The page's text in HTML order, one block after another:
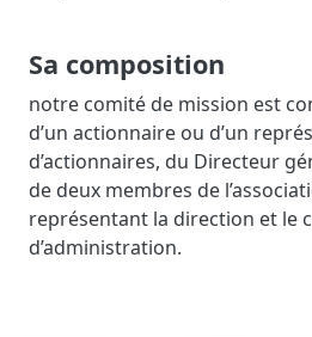
Sa composition
notre comité de mission est
d’un actionnaire ou d’un
d’actionnaires, du Directeur
de deux membres de
représentant la direction et le
d’administration.